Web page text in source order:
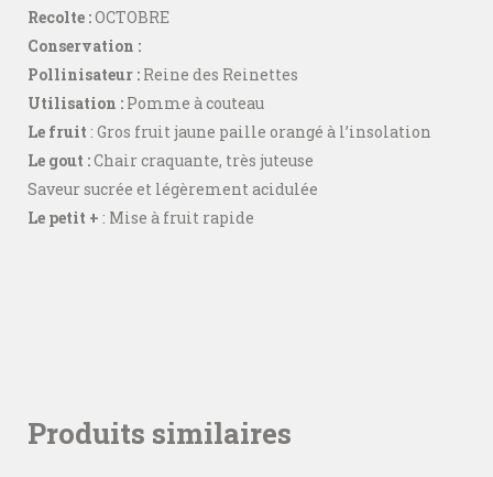
Recolte :OCTOBRE
Conservation :
Pollinisateur : Reine des Reinettes
Utilisation : Pomme à couteau
Le fruit : Gros fruit jaune paille orangé à l’insolation
Le gout :Chair craquante, très juteuse
Saveur sucrée et légèrement acidulée
Le petit + : Mise à fruit rapide
Produits similaires